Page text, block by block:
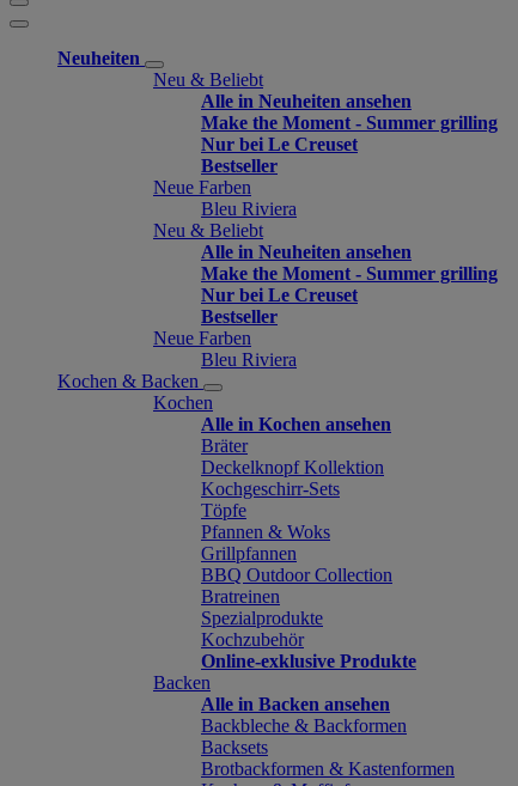
Neuheiten
Neu & Beliebt
Alle in Neuheiten ansehen
Make the Moment - Summer grilling
Nur bei Le Creuset
Bestseller
Neue Farben
Bleu Riviera
Neu & Beliebt
Alle in Neuheiten ansehen
Make the Moment - Summer grilling
Nur bei Le Creuset
Bestseller
Neue Farben
Bleu Riviera
Kochen & Backen
Kochen
Alle in Kochen ansehen
Bräter
Deckelknopf Kollektion
Kochgeschirr-Sets
Töpfe
Pfannen & Woks
Grillpfannen
BBQ Outdoor Collection
Bratreinen
Spezialprodukte
Kochzubehör
Online-exklusive Produkte
Backen
Alle in Backen ansehen
Backbleche & Backformen
Backsets
Brotbackformen & Kastenformen